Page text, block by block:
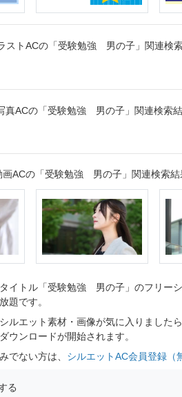
ストACの「受験勉強 男の子」関連検
真ACの「受験勉強 男の子」関連検索
画ACの「受験勉強 男の子」関連検索結
イトル「受験勉強 男の子」のフリー
題です。
ルエット素材・画像が気に入りました
ウンロードが開始されます。
でない方は、 シルエットAC会員登録（
る